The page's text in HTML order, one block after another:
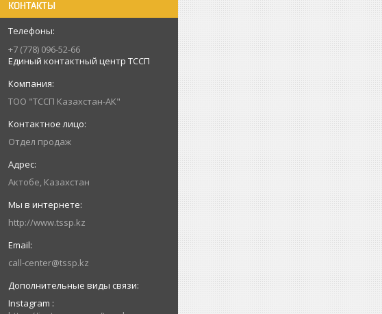
КОНТАКТЫ
+7 (778) 096-52-66
Единый контактный центр ТССП
ТОО "ТССП Казахстан-АК"
Отдел продаж
Актобе, Казахстан
http://www.tssp.kz
call-center@tssp.kz
Instagram